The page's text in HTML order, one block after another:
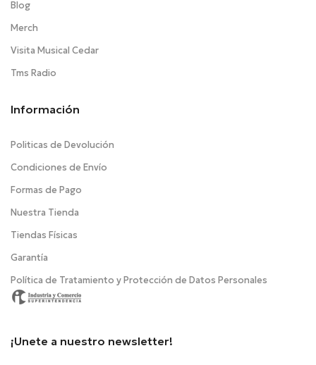
Blog
Merch
Visita Musical Cedar
Tms Radio
Información
Politicas de Devolución
Condiciones de Envío
Formas de Pago
Nuestra Tienda
Tiendas Físicas
Garantía
Política de Tratamiento y Protección de Datos Personales
¡Unete a nuestro newsletter!